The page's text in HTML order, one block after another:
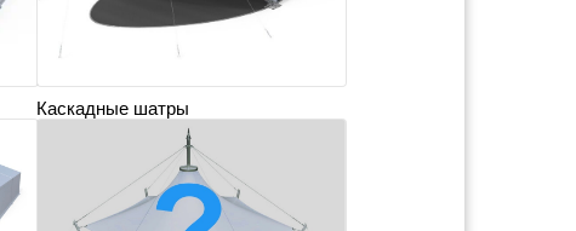
Каскадные шатры